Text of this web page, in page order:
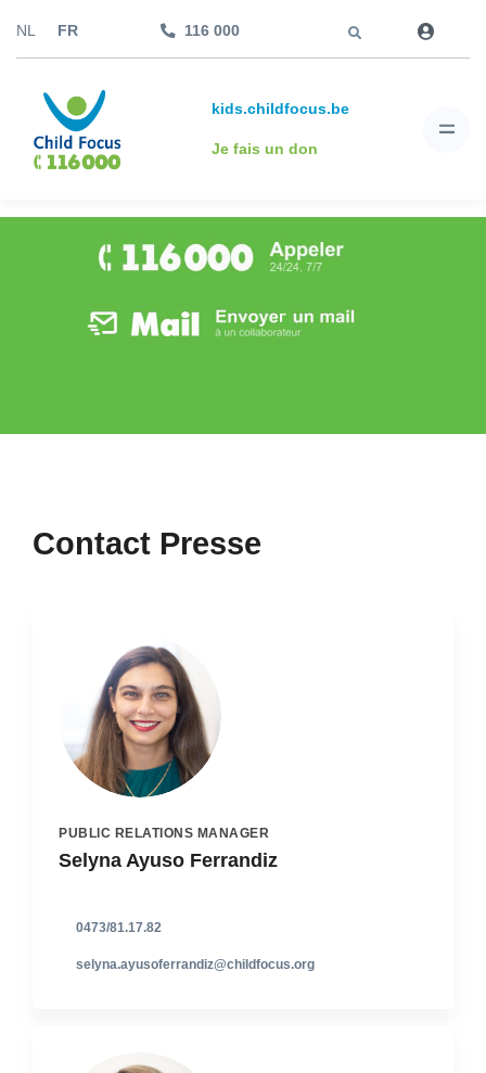
NL FR 116 000
kids.childfocus.be
Je fais un don
Contact Presse
PUBLIC RELATIONS MANAGER
Selyna Ayuso Ferrandiz
0473/81.17.82
selyna.ayusoferrandiz@childfocus.org